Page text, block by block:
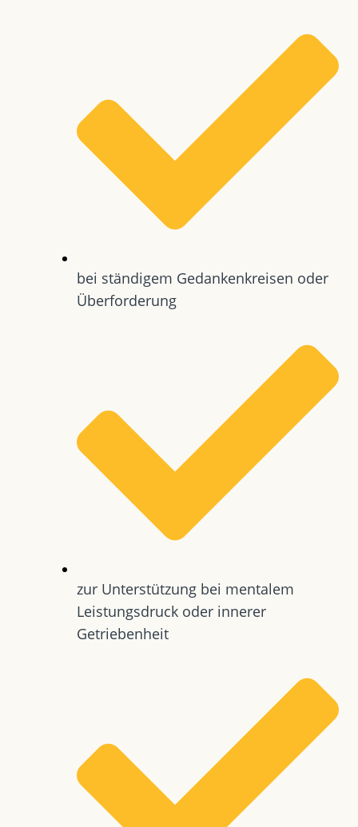
bei ständigem Gedankenkreisen oder
Überforderung
zur Unterstützung bei mentalem
Leistungsdruck oder innerer
Getriebenheit